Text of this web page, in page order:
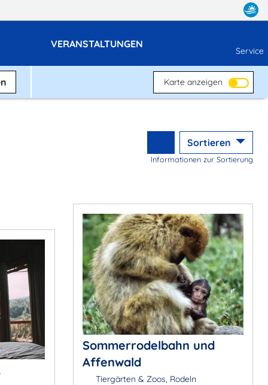
VERANSTALTUNGEN
Service
Karte anzeigen
Sortieren
Informationen zur Sortierung
Sommerrodelbahn und
Affenwald
Tiergärten & Zoos, Rodeln